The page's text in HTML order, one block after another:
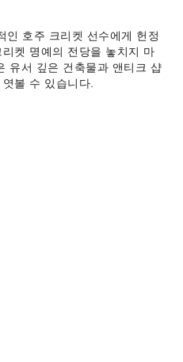
인 호주 크리켓 선수에게 헌정
켓 명예의 전당을 놓치지 마
유서 깊은 건축물과 앤티크 샵
볼 수 있습니다.